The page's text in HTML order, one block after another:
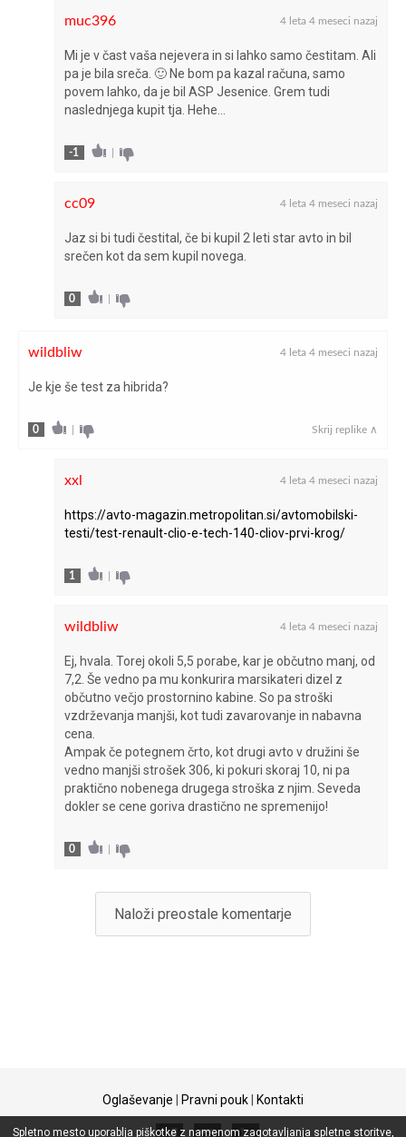
muc396 4 leta 4 meseci nazaj
Mi je v čast vaša nejevera in si lahko samo čestitam. Ali
pa je bila sreča. 🙂 Ne bom pa kazal računa, samo
povem lahko, da je bil ASP Jesenice. Grem tudi
naslednjega kupit tja. Hehe…
-1
cc09 4 leta 4 meseci nazaj
Jaz si bi tudi čestital, če bi kupil 2 leti star avto in bil
srečen kot da sem kupil novega.
0
wildbliw 4 leta 4 meseci nazaj
Je kje še test za hibrida?
0 Skrij replike ∧
xxl 4 leta 4 meseci nazaj
https://avto-magazin.metropolitan.si/avtomobilski-
testi/test-renault-clio-e-tech-140-cliov-prvi-krog/
1
wildbliw 4 leta 4 meseci nazaj
Ej, hvala. Torej okoli 5,5 porabe, kar je občutno manj, od
7,2. Še vedno pa mu konkurira marsikateri dizel z
občutno večjo prostornino kabine. So pa stroški
vzdrževanja manjši, kot tudi zavarovanje in nabavna
cena.
Ampak če potegnem črto, kot drugi avto v družini še
vedno manjši strošek 306, ki pokuri skoraj 10, ni pa
praktično nobenega drugega stroška z njim. Seveda
dokler se cene goriva drastično ne spremenijo!
0
Naloži preostale komentarje
Oglaševanje Pravni pouk Kontakti
Spletno mesto uporablja piškotke z namenom zagotavljanja spletne storitve,